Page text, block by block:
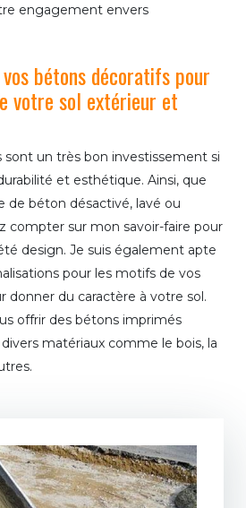
engagement envers
bétons décoratifs pour
votre sol extérieur et
sont un très bon investissement si
et esthétique. Ainsi, que
de béton désactivé, lavé ou
compter sur mon savoir-faire pour
design. Je suis également apte
pour les motifs de vos
donner du caractère à votre sol.
offrir des bétons imprimés
matériaux comme le bois, la